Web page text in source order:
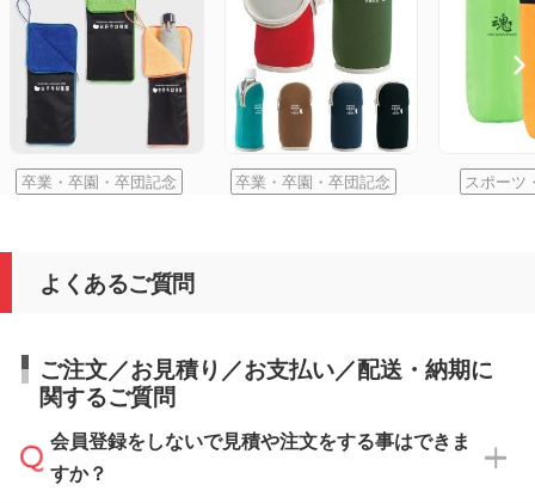
卒業・卒園・卒団記念 卒業・卒園・卒団記念 スポーツ
よくあるご質問
ご注文／お見積り／お支払い／配送・納期に
関するご質問
会員登録をしないで見積や注文をする事はできま
すか？